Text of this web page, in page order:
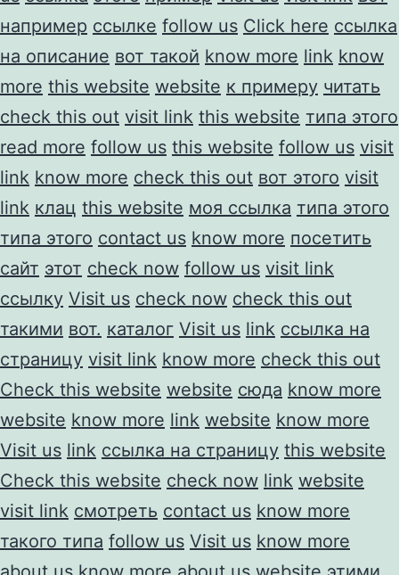
например ссылке follow us Click here ссылка
на описание вот такой know more link know
more this website website к примеру читать
check this out visit link this website типа этого
read more follow us this website follow us visit
link know more check this out вот этого visit
link клац this website моя ссылка типа этого
типа этого contact us know more посетить
сайт этот check now follow us visit link
ссылку Visit us check now check this out
такими вот. каталог Visit us link ссылка на
страницу visit link know more check this out
Check this website website сюда know more
website know more link website know more
Visit us link ссылка на страницу this website
Check this website check now link website
visit link смотреть contact us know more
такого типа follow us Visit us know more